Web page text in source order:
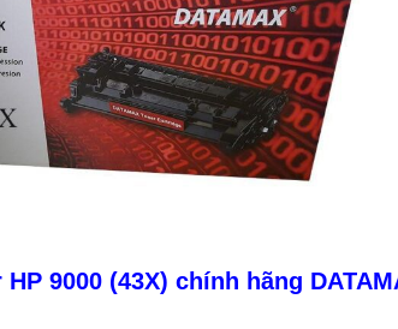
9000 (43X) chính hãng